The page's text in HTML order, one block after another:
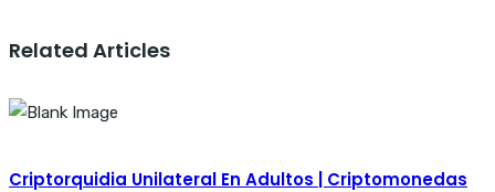
Related Articles
Criptorquidia Unilateral En Adultos | Criptomonedas